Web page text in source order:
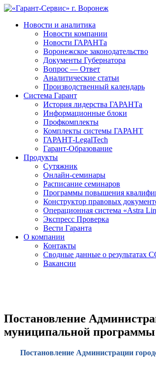
Новости и аналитика
Новости компании
Новости ГАРАНТа
Воронежское законодательство
Документы Губернатора
Вопрос — Ответ
Аналитические статьи
Производственный календарь
Система Гарант
История лидерства ГАРАНТа
Информационные блоки
Профкомплекты
Комплекты системы ГАРАНТ
ГАРАНТ-LegalTech
Гарант-Образование
Продукты
Сутяжник
Онлайн-семинары
Расписание семинаров
Программы повышения
Конструктор правовых
Операционная система «Astra
Экспресс Проверка
Вести Гаранта
О компании
Контакты
Сводные данные о результатах
Вакансии
Постановление
муниципальной программы
Постановление Администрации